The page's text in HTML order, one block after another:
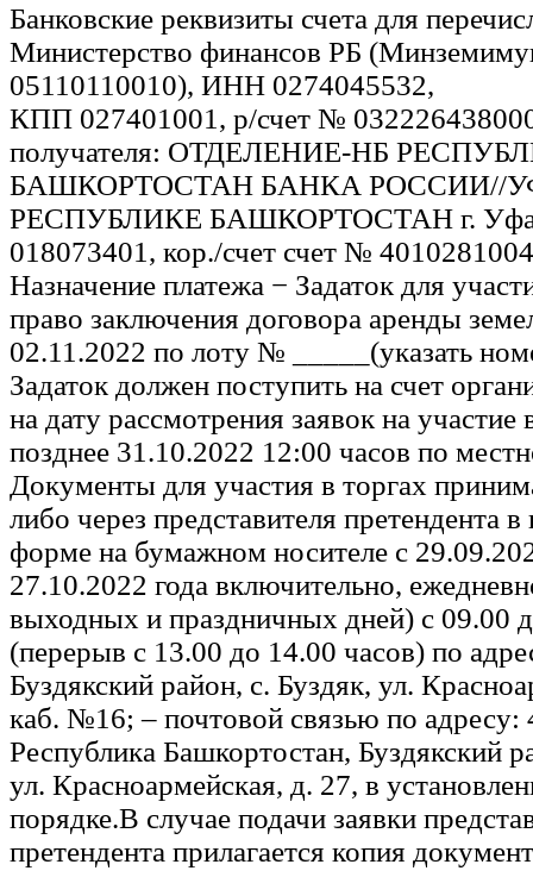
Банковские реквизиты счета для
Министерство финансов РБ
05110110010), ИНН 0274045532,
КПП 027401001, р/счет №
получателя: ОТДЕЛЕНИЕ-НБ
БАШКОРТОСТАН БАНКА РОССИИ//
РЕСПУБЛИКЕ БАШКОРТОСТАН г.
018073401, кор./счет счет №
Назначение платежа − Задаток для
право заключения договора аренды
02.11.2022 по лоту № _____(указать
Задаток должен поступить на счет
на дату рассмотрения заявок на участие
позднее 31.10.2022 12:00 часов по
Документы для участия в торгах
либо через представителя претендента
форме на бумажном носителе с
27.10.2022 года включительно,
выходных и праздничных дней) с 09.00
(перерыв с 13.00 до 14.00 часов) по
Буздякский район, с. Буздяк, ул.
каб. №16; – почтовой связью по адресу:
Республика Башкортостан, Буздякский
ул. Красноармейская, д. 27, в
порядке.В случае подачи заявки
претендента прилагается копия